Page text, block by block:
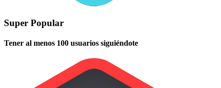
Super Popular
Tener al menos 100 usuarios siguiéndote